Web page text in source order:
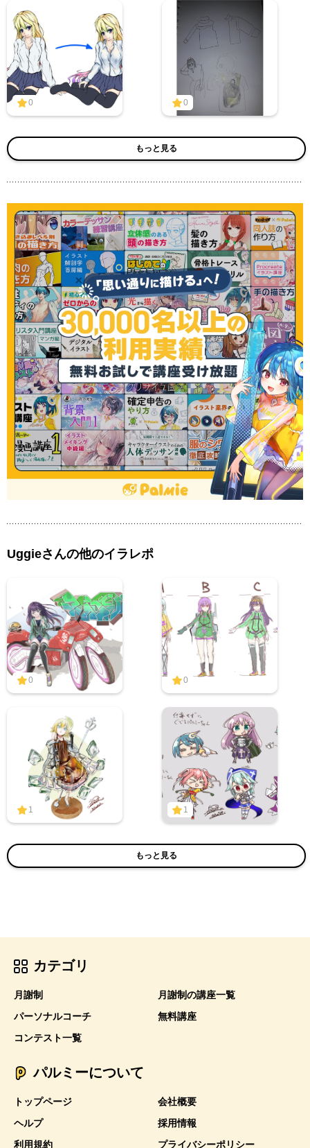
0 0
もっと見る
Uggieさんの他のイラレポ
0 0
1 1
もっと見る
カテゴリ
月謝制
月謝制の講座一覧
パーソナルコーチ
無料講座
コンテスト一覧
パルミーについて
トップページ
会社概要
ヘルプ
採用情報
利用規約
プライバシーポリシー